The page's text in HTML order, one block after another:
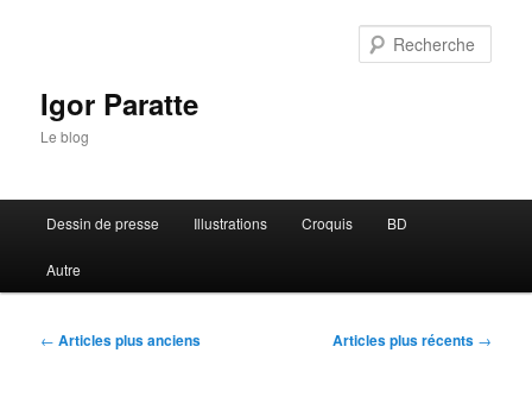
Igor Paratte
Le blog
Aller au contenu principal
Aller au contenu secondaire
Dessin de presse Illustrations Croquis BD
Autre
Navigation des articles
← Articles plus anciens Articles plus récents →